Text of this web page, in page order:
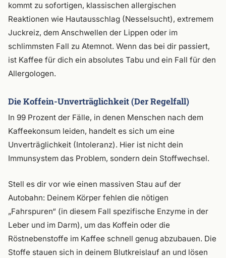
kommt zu sofortigen, klassischen allergischen
Reaktionen wie Hautausschlag (Nesselsucht), extremem
Juckreiz, dem Anschwellen der Lippen oder im
schlimmsten Fall zu Atemnot. Wenn das bei dir passiert,
ist Kaffee für dich ein absolutes Tabu und ein Fall für den
Allergologen.
Die Koffein-Unverträglichkeit (Der Regelfall)
In 99 Prozent der Fälle, in denen Menschen nach dem
Kaffeekonsum leiden, handelt es sich um eine
Unverträglichkeit (Intoleranz). Hier ist nicht dein
Immunsystem das Problem, sondern dein Stoffwechsel.
Stell es dir vor wie einen massiven Stau auf der
Autobahn: Deinem Körper fehlen die nötigen
„Fahrspuren“ (in diesem Fall spezifische Enzyme in der
Leber und im Darm), um das Koffein oder die
Röstnebenstoffe im Kaffee schnell genug abzubauen. Die
Stoffe stauen sich in deinem Blutkreislauf an und lösen